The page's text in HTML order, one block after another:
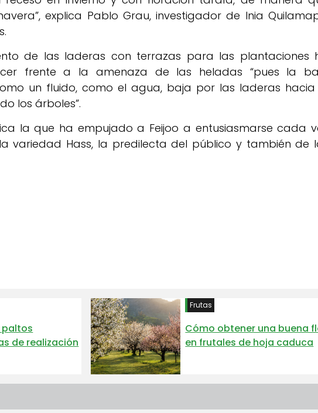
explica Pablo Grau, investigador de Inia
de las laderas con terrazas para las plantaciones
frente a la amenaza de las heladas “pues la
un fluido, como el agua, baja por las laderas hacia
los árboles”.
la que ha empujado a Feijoo a entusiasmarse cada
variedad Hass, la predilecta del público y también de
paltos
de realización
Frutas
Cómo obtener una buena
en frutales de hoja caduca